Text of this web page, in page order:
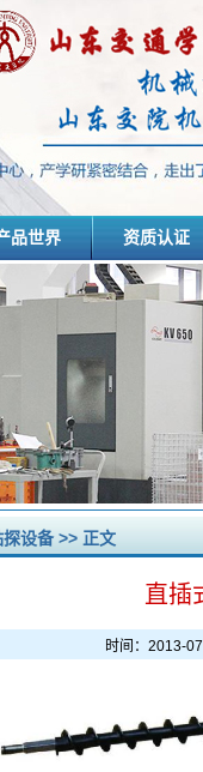
品世界 资质认证
探设备>> 正文
直插
时间：2013-